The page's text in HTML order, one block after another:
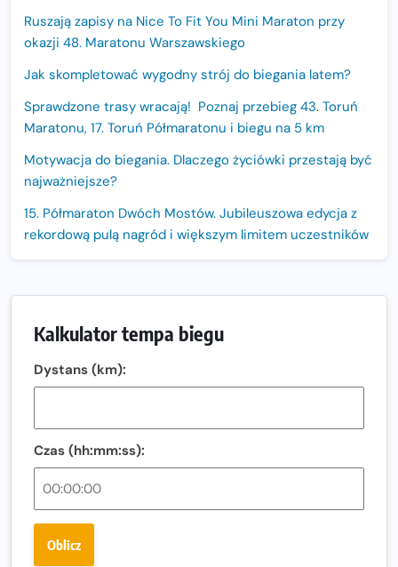
Ruszają zapisy na Nice To Fit You Mini Maraton przy
okazji 48. Maratonu Warszawskiego
Jak skompletować wygodny strój do biegania latem?
Sprawdzone trasy wracają! Poznaj przebieg 43. Toruń
Maratonu, 17. Toruń Półmaratonu i biegu na 5 km
Motywacja do biegania. Dlaczego życiówki przestają być
najważniejsze?
15. Półmaraton Dwóch Mostów. Jubileuszowa edycja z
rekordową pulą nagród i większym limitem uczestników
Oficjalna koszulka LOTTO 25. Poznań Maratonu!
Amazfit Balance 3: Kompleksowe narzędzie dla biegacza
Regeneracja w bieganiu. Co warto o niej wiedzieć?
Ostatnie wolne miejsca na jubileuszowy Bieg
Fabrykanta. Organizatorzy odkrywają trasę dzień po
wybiera wyzwanie trzech największych maratonów w
Kalkulator tempa biegu
Dystans (km):
Czas (hh:mm:ss):
Oblicz